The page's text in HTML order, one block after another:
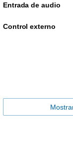
Entrada de audio
Control externo